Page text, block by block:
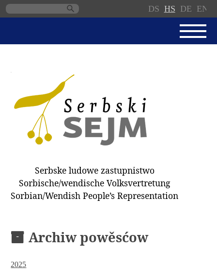
DS HS DE EN
SERBSKI SEJM
JEDNANSKI PORJAD
PROTOKOLE / WOBZAMKNJENJA
DARY
ZAPÓSŁANCY
WUBĚRKI
Serbske ludowe zastupnistwo
Sorbische/wendische Volksvertretung
Sorbian/Wendish People’s Representation
Archiw powěsćow
2025